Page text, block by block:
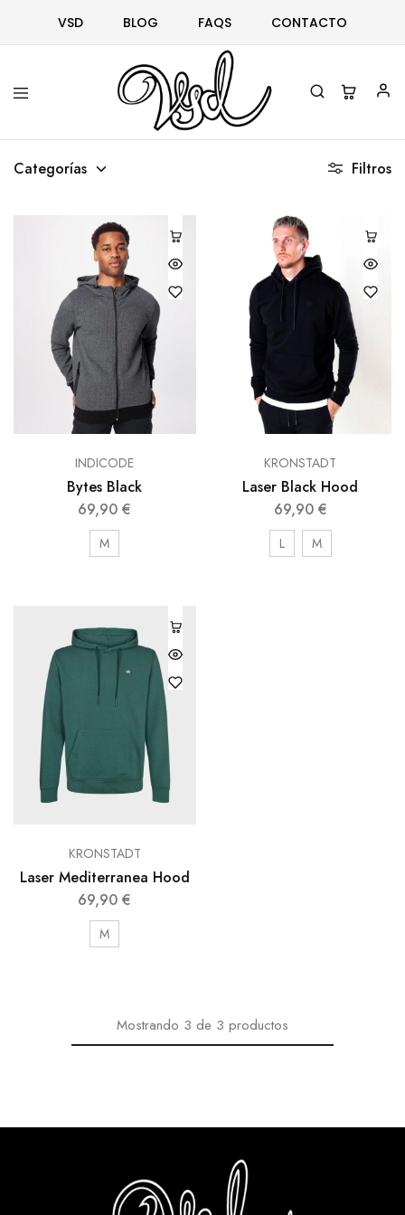
VSD BLOG FAQS CONTACTO
Vsd
Ropa
complementos
Categorías Filtros
INDICODE
Bytes Black
69,90€
M
KRONSTADT
Laser Black Hood
69,90 €
L M
KRONSTADT
Laser Mediterranea Hood
69,90€
M
Mostrando 3 de 3 productos